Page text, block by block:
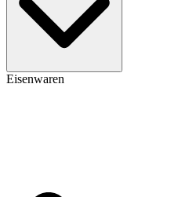
Eisenwaren